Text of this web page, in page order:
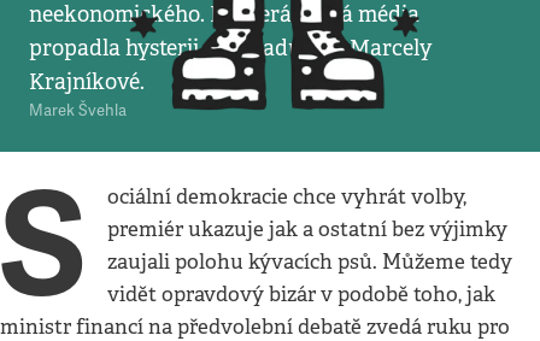
neekonomického. Některá česká média
propadla hysterii v případu dětí Marcely
Krajníkové.
Marek Švehla
S
ociální demokracie chce vyhrát volby,
premiér ukazuje jak a ostatní bez výjimky
zaujali polohu kývacích psů. Můžeme tedy
vidět opravdový bizár v podobě toho, jak
ministr financí na předvolební debatě zvedá ruku pro